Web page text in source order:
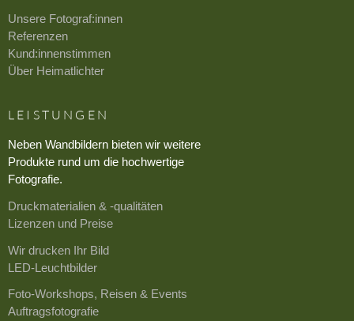
Unsere Fotograf:innen
Referenzen
Kund:innenstimmen
Über Heimatlichter
LEISTUNGEN
Neben Wandbildern bieten wir weitere
Produkte rund um die hochwertige
Fotografie.
Druckmaterialien & -qualitäten
Lizenzen und Preise
Wir drucken Ihr Bild
LED-Leuchtbilder
Foto-Workshops, Reisen & Events
Auftragsfotografie